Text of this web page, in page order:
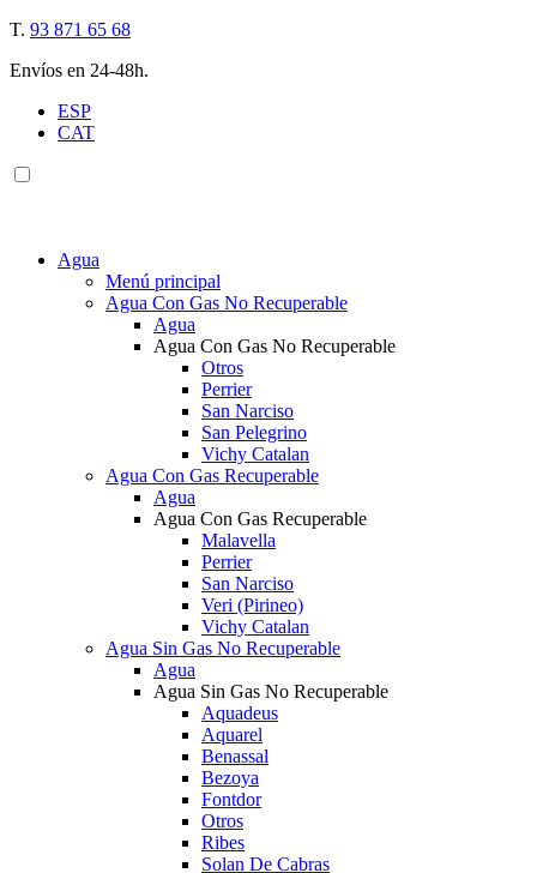
T. 93 871 65 68
Envíos en 24-48h.
ESP
CAT
Agua
Menú principal
Agua Con Gas No Recuperable
Agua
Agua Con Gas No Recuperable
Otros
Perrier
San Narciso
San Pelegrino
Vichy Catalan
Agua Con Gas Recuperable
Agua
Agua Con Gas Recuperable
Malavella
Perrier
San Narciso
Veri (Pirineo)
Vichy Catalan
Agua Sin Gas No Recuperable
Agua
Agua Sin Gas No Recuperable
Aquadeus
Aquarel
Benassal
Bezoya
Fontdor
Otros
Ribes
Solan De Cabras